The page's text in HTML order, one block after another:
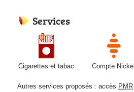
Services
Cigarettes et tabac Compte Nickel
Autres services proposés : accès PMR